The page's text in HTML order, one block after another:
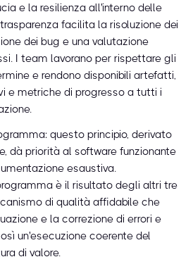
e la resilienza all'interno delle
facilita la risoluzione dei
dei bug e una valutazione
I team lavorano per rispettare gli
e rendono disponibili artefatti,
e metriche di progresso a tutti i
questo principio, derivato
dà priorità al software funzionante
esaustiva.
è il risultato degli altri tre
di qualità affidabile che
e la correzione di errori e
un'esecuzione coerente del
di valore.